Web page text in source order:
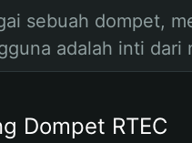
sebuah dompet,
adalah inti dari
Dompet RTEC